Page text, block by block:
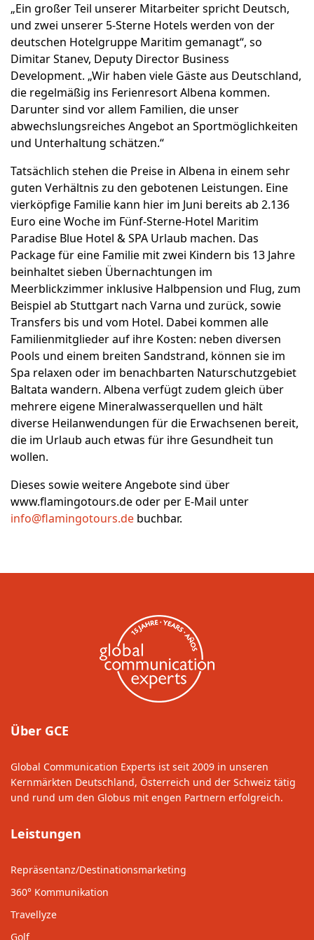
„Ein großer Teil unserer Mitarbeiter spricht Deutsch,
und zwei unserer 5-Sterne Hotels werden von der
deutschen Hotelgruppe Maritim gemanagt“, so
Dimitar Stanev, Deputy Director Business
Development. „Wir haben viele Gäste aus Deutschland,
die regelmäßig ins Ferienresort Albena kommen.
Darunter sind vor allem Familien, die unser
abwechslungsreiches Angebot an Sportmöglichkeiten
und Unterhaltung schätzen.“
Tatsächlich stehen die Preise in Albena in einem sehr
guten Verhältnis zu den gebotenen Leistungen. Eine
vierköpfige Familie kann hier im Juni bereits ab 2.136
Euro eine Woche im Fünf-Sterne-Hotel Maritim
Paradise Blue Hotel & SPA Urlaub machen. Das
Package für eine Familie mit zwei Kindern bis 13 Jahre
beinhaltet sieben Übernachtungen im
Meerblickzimmer inklusive Halbpension und Flug, zum
Beispiel ab Stuttgart nach Varna und zurück, sowie
Transfers bis und vom Hotel. Dabei kommen alle
Familienmitglieder auf ihre Kosten: neben diversen
Pools und einem breiten Sandstrand, können sie im
Spa relaxen oder im benachbarten Naturschutzgebiet
Baltata wandern. Albena verfügt zudem gleich über
mehrere eigene Mineralwasserquellen und hält
diverse Heilanwendungen für die Erwachsenen bereit,
die im Urlaub auch etwas für ihre Gesundheit tun
wollen.
Dieses sowie weitere Angebote sind über
www.flamingotours.de oder per E-Mail unter
info@flamingotours.de buchbar.
Über GCE
Global Communication Experts ist seit 2009 in unseren
Kernmärkten Deutschland, Österreich und der Schweiz tätig
und rund um den Globus mit engen Partnern erfolgreich.
Leistungen
Repräsentanz/Destinationsmarketing
360° Kommunikation
Travellyze
Golf